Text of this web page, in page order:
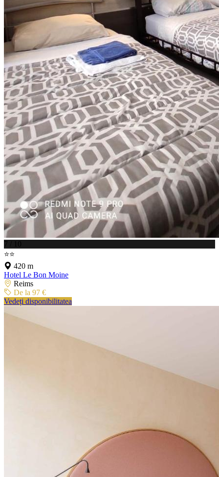
7 / 10
⭐⭐
420 m
Hotel Le Bon Moine
Reims
De la 97 €
Vedeți disponibilitatea